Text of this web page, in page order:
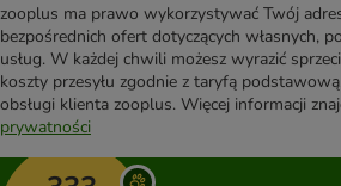
zooplus ma prawo wykorzystywać Twój
bezpośrednich ofert dotyczących własnych,
usług. W każdej chwili możesz wyrazić
koszty przesyłu zgodnie z taryfą
obsługi klienta zooplus. Więcej informacji
prywatności